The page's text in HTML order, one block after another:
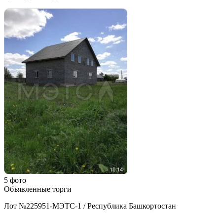
5 фото
Объявленные торги
Лот №225951-МЭТС-1 / Республика Башкортостан